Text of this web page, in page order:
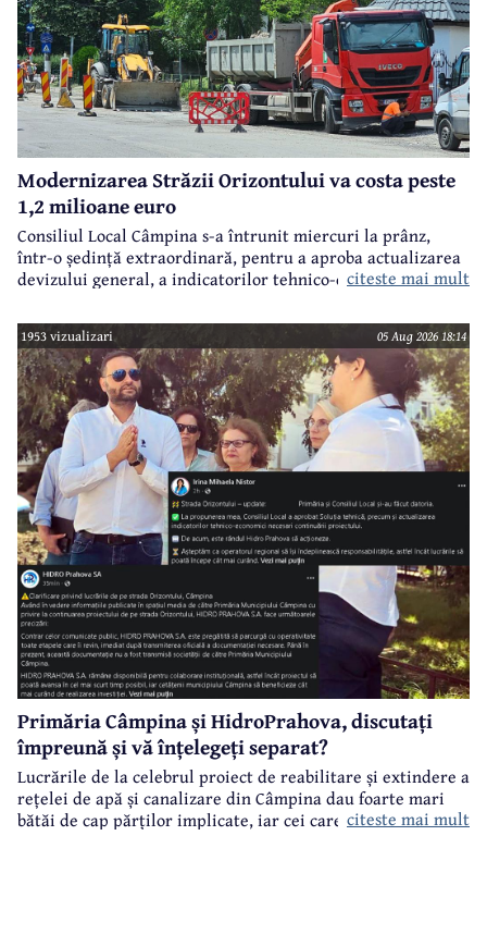
Modernizarea Străzii Orizontului va costa peste
1,2 milioane euro
Consiliul Local Câmpina s-a întrunit miercuri la prânz,
într-o ședință extraordinară, pentru a aproba actualizarea
devizului general, a indicatorilor tehnico-economici și a
realizarea modernizării Străzii Orizontului, obiectiv
finanțat prin Programul Național de Investiții ”Anghel
Saligny”.
citeste mai mult
1953 vizualizari 05 Aug 2026 18:14
Primăria Câmpina și HidroPrahova, discutați
împreună și vă înțelegeți separat?
Lucrările de la celebrul proiect de reabilitare și extindere a
rețelei de apă și canalizare din Câmpina dau foarte mari
bătăi de cap părților implicate, iar cei care suferă sunt
citeste mai mult